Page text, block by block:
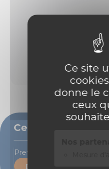
Ce site
donne le
ceux
Ce bien vous
Prenons rendez-vous pour
Demande de contact